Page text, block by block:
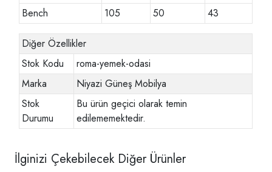
Bench 105 50 43
Diğer Özellikler
Stok Kodu
roma-yemek-odasi
Marka
Niyazi Güneş Mobilya
Stok
Durumu
Bu ürün geçici olarak temin
edilememektedir.
İlginizi Çekebilecek Diğer Ürünler